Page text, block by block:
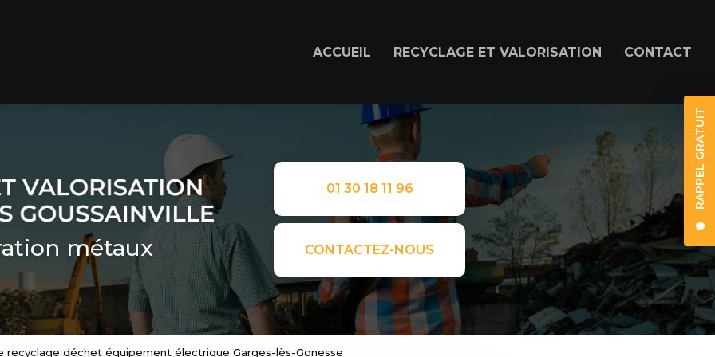
RAPPEL GRATUIT
ACCUEIL RECYCLAGE ET VALORISATION CONTACT
métaux
01 30 18 11 96
CONTACTEZ-NOUS
recyclage déchet équipement électrique Garges-lès-Gonesse